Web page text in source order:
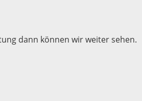
dann können wir weiter sehen.